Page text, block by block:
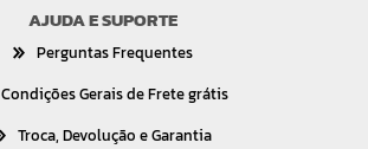
AJUDA E SUPORTE
Perguntas Frequentes
Condições Gerais de Frete grátis
Troca, Devolução e Garantia